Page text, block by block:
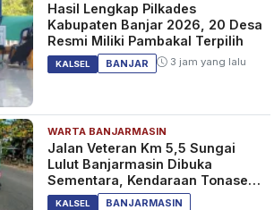
Hasil Lengkap Pilkades
Kabupaten Banjar 2026, 20 Desa
Resmi Miliki Pambakal Terpilih
KALSEL BANJAR 3 jam yang lalu
WARTA BANJARMASIN
Jalan Veteran Km 5,5 Sungai
Lulut Banjarmasin Dibuka
Sementara, Kendaraan Tonase
Besar Dilarang
KALSEL
BANJARMASIN